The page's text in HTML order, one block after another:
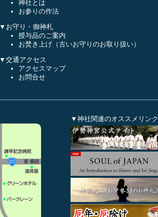
神社とは
お参りの作法
▼お守り・御神札
授与品のご案内
お焚き上げ（古いお守りのお取り扱い）
▼交通アクセス
アクセスマップ
お問合せ
▼神社関連のオススメリンク